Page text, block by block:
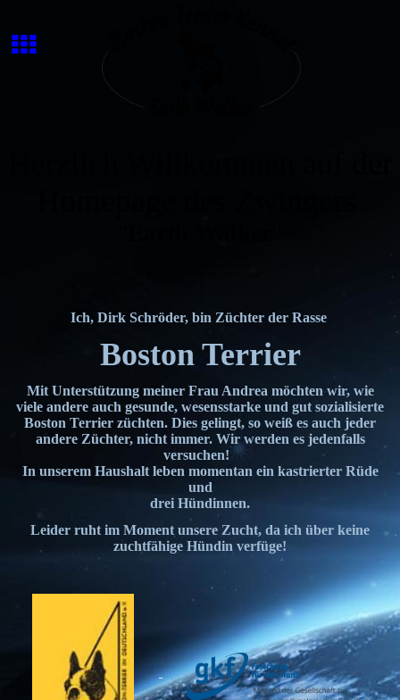
Ich, Dirk Schröder, bin Züchter der Rasse
Boston Terrier
Mit Unterstützung meiner Frau Andrea möchten wir, wie
viele andere auch gesunde, wesensstarke und gut sozialisierte
Boston Terrier züchten. Dies gelingt, so weiß es auch jeder
andere Züchter, nicht immer. Wir werden es jedenfalls
versuchen!
In unserem Haushalt leben momentan ein kastrierter Rüde
und
drei Hündinnen.
Leider ruht im Moment unsere Zucht, da ich über keine
zuchtfähige Hündin verfüge!